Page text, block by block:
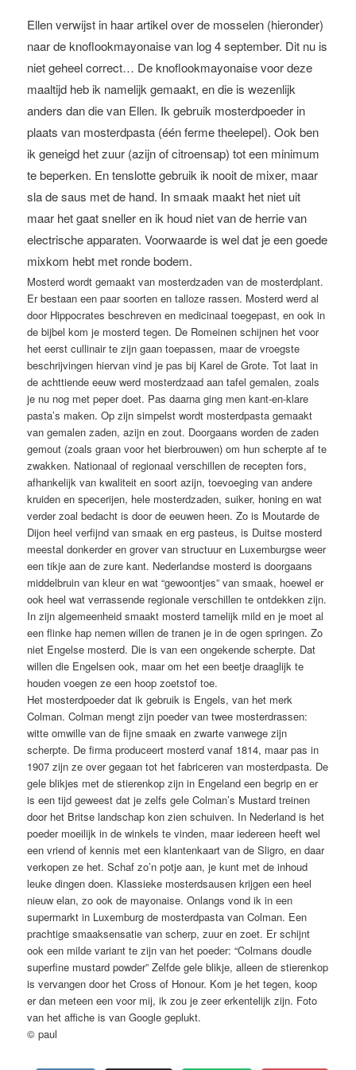
Ellen verwijst in haar artikel over de mosselen (hieronder)
naar de knoflookmayonaise van log 4 september. Dit nu is
niet geheel correct… De knoflookmayonaise voor deze
maaltijd heb ik namelijk gemaakt, en die is wezenlijk
anders dan die van Ellen. Ik gebruik mosterdpoeder in
plaats van mosterdpasta (één ferme theelepel). Ook ben
ik geneigd het zuur (azijn of citroensap) tot een minimum
te beperken. En tenslotte gebruik ik nooit de mixer, maar
sla de saus met de hand. In smaak maakt het niet uit
maar het gaat sneller en ik houd niet van de herrie van
electrische apparaten. Voorwaarde is wel dat je een goede
mixkom hebt met ronde bodem.
Mosterd wordt gemaakt van mosterdzaden van de mosterdplant.
Er bestaan een paar soorten en talloze rassen. Mosterd werd al
door Hippocrates beschreven en medicinaal toegepast, en ook in
de bijbel kom je mosterd tegen. De Romeinen schijnen het voor
het eerst cullinair te zijn gaan toepassen, maar de vroegste
beschrijvingen hiervan vind je pas bij Karel de Grote. Tot laat in
de achttiende eeuw werd mosterdzaad aan tafel gemalen, zoals
je nu nog met peper doet. Pas daarna ging men kant-en-klare
pasta’s maken. Op zijn simpelst wordt mosterdpasta gemaakt
van gemalen zaden, azijn en zout. Doorgaans worden de zaden
gemout (zoals graan voor het bierbrouwen) om hun scherpte af te
zwakken. Nationaal of regionaal verschillen de recepten fors,
afhankelijk van kwaliteit en soort azijn, toevoeging van andere
kruiden en specerijen, hele mosterdzaden, suiker, honing en wat
verder zoal bedacht is door de eeuwen heen. Zo is Moutarde de
Dijon heel verfijnd van smaak en erg pasteus, is Duitse mosterd
meestal donkerder en grover van structuur en Luxemburgse weer
een tikje aan de zure kant. Nederlandse mosterd is doorgaans
middelbruin van kleur en wat “gewoontjes” van smaak, hoewel er
ook heel wat verrassende regionale verschillen te ontdekken zijn.
In zijn algemeenheid smaakt mosterd tamelijk mild en je moet al
een flinke hap nemen willen de tranen je in de ogen springen. Zo
niet Engelse mosterd. Die is van een ongekende scherpte. Dat
willen die Engelsen ook, maar om het een beetje draaglijk te
houden voegen ze een hoop zoetstof toe.
Het mosterdpoeder dat ik gebruik is Engels, van het merk
Colman. Colman mengt zijn poeder van twee mosterdrassen:
witte omwille van de fijne smaak en zwarte vanwege zijn
scherpte. De firma produceert mosterd vanaf 1814, maar pas in
1907 zijn ze over gegaan tot het fabriceren van mosterdpasta. De
gele blikjes met de stierenkop zijn in Engeland een begrip en er
is een tijd geweest dat je zelfs gele Colman’s Mustard treinen
door het Britse landschap kon zien schuiven. In Nederland is het
poeder moeilijk in de winkels te vinden, maar iedereen heeft wel
een vriend of kennis met een klantenkaart van de Sligro, en daar
verkopen ze het. Schaf zo’n potje aan, je kunt met de inhoud
leuke dingen doen. Klassieke mosterdsausen krijgen een heel
nieuw elan, zo ook de mayonaise. Onlangs vond ik in een
supermarkt in Luxemburg de mosterdpasta van Colman. Een
prachtige smaaksensatie van scherp, zuur en zoet. Er schijnt
ook een milde variant te zijn van het poeder: “Colmans doudle
superfine mustard powder” Zelfde gele blikje, alleen de stierenkop
is vervangen door het Cross of Honour. Kom je het tegen, koop
er dan meteen een voor mij, ik zou je zeer erkentelijk zijn. Foto
van het affiche is van Google geplukt.
© paul